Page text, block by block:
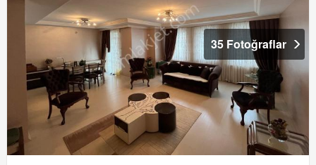
35 Fotoğraflar